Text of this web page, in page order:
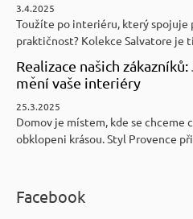
3.4.2025
Toužíte po interiéru, který spojuje
praktičnost? Kolekce Salvatore je
Realizace našich
mění vaše interiéry
25.3.2025
Domov je místem, kde se
obklopeni krásou. Styl Provence
Facebook